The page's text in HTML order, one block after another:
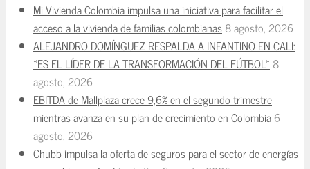
Mi Vivienda Colombia impulsa una iniciativa para facilitar el
acceso a la vivienda de familias colombianas8 agosto, 2026
ALEJANDRO DOMÍNGUEZ RESPALDA A INFANTINO EN CALI:
«ES EL LÍDER DE LA TRANSFORMACIÓN DEL FÚTBOL» 8
agosto, 2026
EBITDA de Mallplaza crece 9,6% en el segundo trimestre
mientras avanza en su plan de crecimiento en Colombia6
agosto, 2026
Chubb impulsa la oferta de seguros para el sector de energías